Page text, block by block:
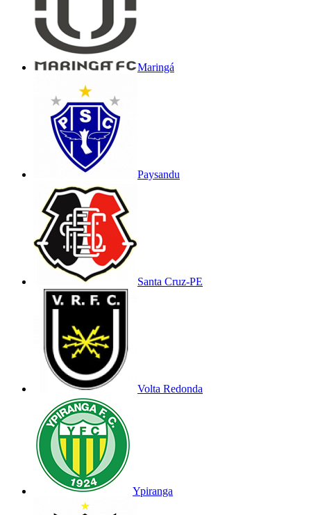
Maringá
Paysandu
Santa Cruz-PE
Volta Redonda
Ypiranga